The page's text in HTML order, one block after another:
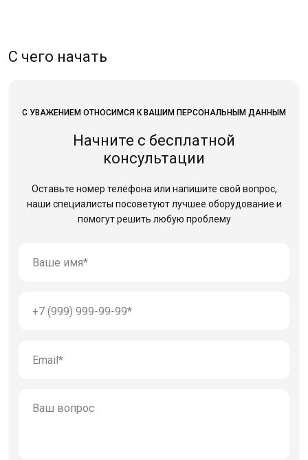
С чего начать
С УВАЖЕНИЕМ ОТНОСИМСЯ К ВАШИМ ПЕРСОНАЛЬНЫМ ДАННЫМ
Начните с бесплатной
консультации
Оставьте номер телефона или напишите свой вопрос,
наши специалисты посоветуют лучшее оборудование и
помогут решить любую проблему